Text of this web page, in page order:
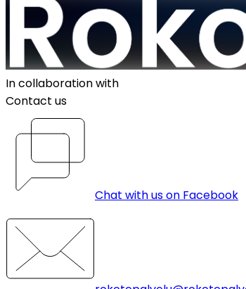
In collaboration with
Contact us
Chat with us on Facebook